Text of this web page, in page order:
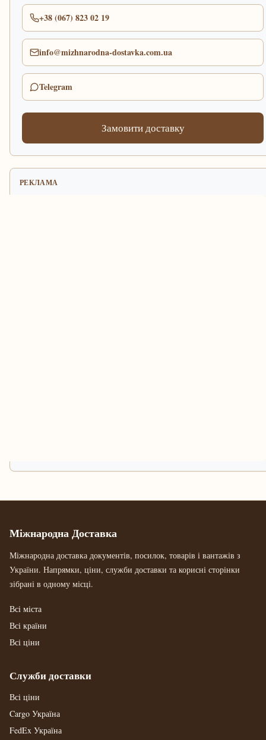
+38 (067) 823 02 19
info@mizhnarodna-dostavka.com.ua
Telegram
Замовити доставку
РЕКЛАМА
Міжнародна Доставка
Міжнародна доставка документів, посилок, товарів і вантажів з
України. Напрямки, ціни, служби доставки та корисні сторінки
зібрані в одному місці.
Всі міста
Всі країни
Всі ціни
Служби доставки
Всі ціни
Cargo Україна
FedEx Україна